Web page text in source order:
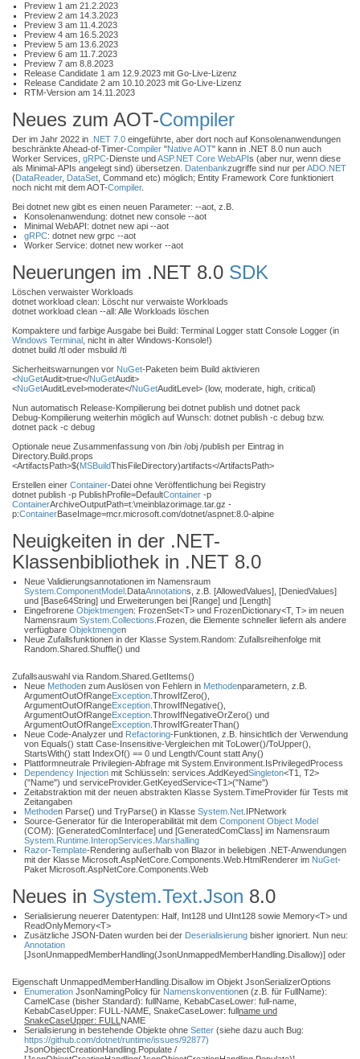
Preview 1 am 21.2.2023
Preview 2 am 14.3.2023
Preview 3 am 11.4.2023
Preview 4 am 16.5.2023
Preview 5 am 13.6.2023
Preview 6 am 11.7.2023
Preview 7 am 8.8.2023
Release Candidate 1 am 12.9.2023 mit Go-Live-Lizenz
Release Candidate 2 am 10.10.2023 mit Go-Live-Lizenz
RTM-Version am 14.11.2023
Neues zum AOT-Compiler
Der im Jahr 2022 in .NET 7.0 eingeführte, aber dort noch auf Konsolenanwendungen
beschränkte Ahead-of-Timer-Compiler "Native AOT" kann in .NET 8.0 nun auch
Worker Services, gRPC-Dienste undASP.NET Core WebAPIs (aber nur, wenn diese
als Minimal-APIs angelegt sind) übersetzen. Datenbankzugriffe sind nur perADO.NET
(DataReader, DataSet , Command etc) möglich; Entity Framework Core funktioniert
noch nicht mit dem AOT-Compiler.
Bei dotnet new gibt es einen neuen Parameter: --aot, z.B.
Konsolenanwendung: dotnet new console --aot
Minimal WebAPI: dotnet new api --aot
gRPC: dotnet new grpc --aot
Worker Service: dotnet new worker --aot
Neuerungen im .NET 8.0 SDK
Löschen verwaister Workloads
dotnet workload clean: Löscht nur verwaiste Workloads
dotnet workload clean --all: Alle Workloads löschen
Kompaktere und farbige Ausgabe bei Build: Terminal Logger statt Console Logger (in
Windows Terminal , nicht in alter Windows-Konsole!)
dotnet build /tl oder msbuild /tl
Sicherheitswarnungen vor NuGet-Paketen beim Build aktivieren
<NuGetAudit>true</NuGetAudit>
<NuGetAuditLevel>moderate</NuGetAuditLevel> (low, moderate, high, critical)
Nun automatisch Release-Kompilierung bei dotnet publish und dotnet pack
Debug-Kompilierung weiterhin möglich auf Wunsch: dotnet publish -c debug bzw.
dotnet pack -c debug
Optionale neue Zusammenfassung von /bin /obj /publish per Eintrag in
Directory.Build.props
<ArtifactsPath>$(MSBuildThisFileDirectory)artifacts</ArtifactsPath>
Erstellen einer Container-Datei ohne Veröffentlichung bei Registry
dotnet publish -p PublishProfile=DefaultContainer -p
ContainerArchiveOutputPath=t:\meinblazorimage.tar.gz -
p:ContainerBaseImage=mcr.microsoft.com/dotnet/aspnet:8.0-alpine
Neuigkeiten in der .NET-
Klassenbibliothek in .NET 8.0
Neue Validierungsannotationen im Namensraum
System.ComponentModel .DataAnnotations, z.B. [AllowedValues], [DeniedValues]
und [Base64String] und Erweiterungen bei [Range] und [Length]
Eingefrorene Objektmengen: FrozenSet<T> und FrozenDictionary<T, T> im neuen
Namensraum System.Collections .Frozen, die Elemente schneller liefern als andere
verfügbare Objektmengen
Neue Zufallsfunktionen in der Klasse System.Random: Zufallsreihenfolge mit
Random.Shared.Shuffle() und
Zufallsauswahl via Random.Shared.GetItems()
Neue Methoden zum Auslösen von Fehlern in Methodenparametern, z.B.
ArgumentOutOfRangeException .ThrowIfZero(),
ArgumentOutOfRangeException .ThrowIfNegative(),
ArgumentOutOfRangeException .ThrowIfNegativeOrZero() und
ArgumentOutOfRangeException .ThrowIfGreaterThan()
Neue Code-Analyzer und Refactoring-Funktionen, z.B. hinsichtlich der Verwendung
von Equals() statt Case-Insensitive-Vergleichen mit ToLower()/ToUpper(),
StartsWith() statt IndexOf() == 0 und Length/Count statt Any()
Plattformneutrale Privilegien-Abfrage mit System.Environment.IsPrivilegedProcess
Dependency Injection mit Schlüsseln: services.AddKeyedSingleton<T1, T2>
("Name") und serviceProvider.GetKeyedService<T1>("Name")
Zeitabstraktion mit der neuen abstrakten Klasse System.TimeProvider für Tests mit
Zeitangaben
Methoden Parse() und TryParse() in Klasse System.Net .IPNetwork
Source-Generator für die Interoperabilität mit dem Component Object Model
(COM): [GeneratedComInterface] und [GeneratedComClass] im Namensraum
System.Runtime.InteropServices Marshalling
Razor-Template-Rendering außerhalb von Blazor in beliebigen .NET-Anwendungen
mit der Klasse Microsoft.AspNetCore.Components.Web.HtmlRenderer im NuGet-
Paket Microsoft.AspNetCore.Components.Web
Neues in System.Text.Json 8.0
Serialisierung neuerer Datentypen: Half, Int128 und UInt128 sowie Memory<T> und
ReadOnlyMemory<T>
Zusätzliche JSON-Daten wurden bei der Deserialisierung bisher ignoriert. Nun neu:
Annotation
[JsonUnmappedMemberHandling(JsonUnmappedMemberHandling.Disallow)] oder
Eigenschaft UnmappedMemberHandling.Disallow im Objekt JsonSerializerOptions
Enumeration JsonNamingPolicy für Namenskonventionen (z.B. für FullName):
CamelCase (bisher Standard): fullName, KebabCaseLower: full-name,
KebabCaseUpper: FULL-NAME, SnakeCaseLower: fullname und
SnakeCaseUpper: FULL NAME
Serialisierung in bestehende Objekte ohne Setter (siehe dazu auch Bug:
https://github.com/dotnet/runtime/issues/92877)
JsonObjectCreationHandling.Populate /